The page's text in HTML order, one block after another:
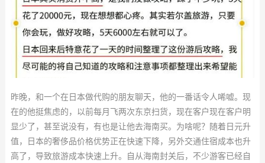
昨晚，和一个在日本做代购的朋友聊天，他的一番话令人唏嘘。现
在的他挺焦虑的，以前每月飞两次东京扫货，现在客户现在客户明
显少了，甚至说没有，有也是让他去海南买。为啥呢？随着日元升
值，日本的奢侈品价格优势正在快速下降，另外交通住宿成本也升
高了，导致旅游成本快速上升。自从海南封关后，不少游客已经自